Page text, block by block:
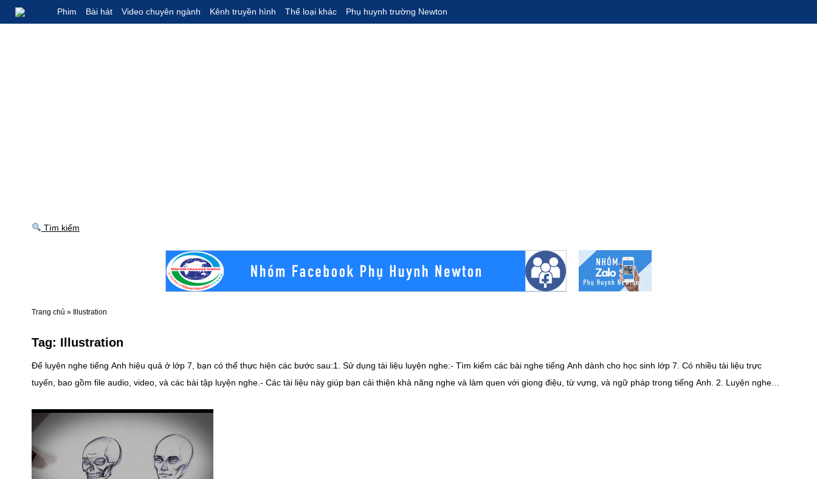
Phim Bài hát Video chuyên ngành Kênh truyền hình Thể loại khác Phụ huynh trường Newton
Tìm kiếm
Trang chủ » Illustration
Tag: Illustration
Để luyện nghe tiếng Anh hiệu quả ở lớp 7, bạn có thể thực hiện các bước sau:1. Sử dụng tài liệu luyện nghe:- Tìm kiếm các bài nghe tiếng Anh dành cho học sinh lớp 7. Có nhiều tài liệu trực
tuyến, bao gồm file audio, video, và các bài tập luyện nghe.- Các tài liệu này giúp bạn cải thiện khả năng nghe và làm quen với giọng điệu, từ vựng, và ngữ pháp trong tiếng Anh. 2. Luyện nghe
thích cá nhân. 3. Chọn nội dung nghe phù hợp với trình độ:- Không nên chọn những bài nghe quá khó hoặc quá dễ. Hãy tìm tài liệu phù hợp với trình độ của bạn.- Bắt đầu từ những bài nghe dễ
dàng, sau đó dần dần tăng độ khó. 4. Học tiếng Anh với giáo viên người nước ngoài:- Nếu có cơ hội, tham gia các lớp học tiếng Anh với giáo viên người nước ngoài. Điều này giúp bạn tiếp xúc với
giọng điệu và ngôn ngữ thực tế.Thực hành nói trong cuộc sống thựcNếu bạn thực sự muốn có được toàn bộ kinh nghiệm nói bằng tiếng Anh , bạn cần thực sự nói chuyện với người bản xứ. Đây là
cách duy nhất để luyện tập các cuộc hội thoại tiếng Anh thực sự. Nhưng nó có thể thực sự khó khăn vì một vài lý do. Đối với người mới bắt đầu, nếu bạn không sống gần khu vực nói tiếng Anh,